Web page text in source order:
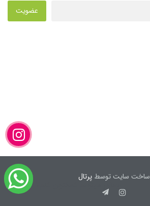
چطور میتونم کمکتون کنم؟
عضویت
ساخت سایت توسطپرتال